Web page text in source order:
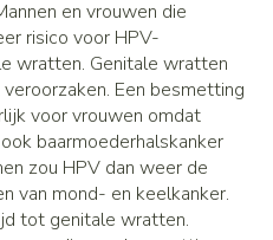
en vrouwen die
risico voor HPV-
wratten. Genitale wratten
Een besmetting
voor vrouwen omdat
baarmoederhalskanker
zou HPV dan weer de
van mond- en keelkanker.
tot genitale wratten.